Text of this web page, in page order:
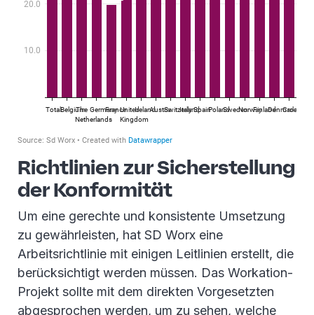
Richtlinien zur Sicherstellung
der Konformität
Um eine gerechte und konsistente Umsetzung
zu gewährleisten, hat SD Worx eine
Arbeitsrichtlinie mit einigen Leitlinien erstellt, die
berücksichtigt werden müssen. Das Workation-
Projekt sollte mit dem direkten Vorgesetzten
abgesprochen werden, um zu sehen, welche